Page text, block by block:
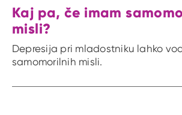
Kaj pa, če imam
misli?
Depresija pri mladostniku lahko
samomorilnih misli.